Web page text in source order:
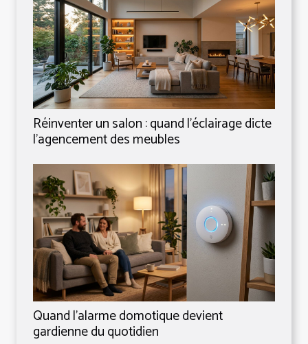
Réinventer un salon : quand l’éclairage dicte
l’agencement des meubles
Quand l’alarme domotique devient
gardienne du quotidien